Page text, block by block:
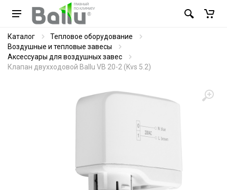
Каталог
Тепловое оборудование
Воздушные и тепловые завесы
Аксессуары для воздушных завес
Клапан двухходовой Ballu VB 20-2 (Kvs 5.2)